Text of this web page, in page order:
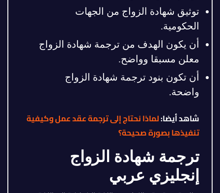
توثيق شهادة الزواج من الجهات
الحكومية.
أن يكون الهدف من ترجمة شهادة الزواج
معلن مسبقا وواضح.
أن تكون بنود ترجمة شهادة الزواج
واضحة.
شاهد أيضا:لماذا نحتاج إلى ترجمة عقد عمل وكيفية
تنفيذها بصورة صحيحة؟
ترجمة شهادة الزواج
إنجليزي عربي